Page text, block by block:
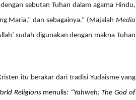
sebutan Tuhan dalam agama Hindu,
Maria,” dan sebagainya.” (Majalah Media
sudah digunakan dengan makna Tuhan
itu berakar dari tradisi Yudaisme yang
Religions menulis: “Yahweh: The God of